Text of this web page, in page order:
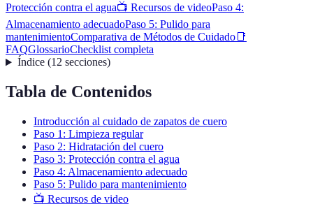
Protección contra el agua📺 Recursos de videoPaso 4:
Almacenamiento adecuadoPaso 5: Pulido para
mantenimientoComparativa de Métodos de Cuidado 📑
FAQGlossarioChecklist completa
Índice(12 secciones)
Tabla de Contenidos
Introducción al cuidado de zapatos de cuero
Paso 1: Limpieza regular
Paso 2: Hidratación del cuero
Paso 3: Protección contra el agua
Paso 4: Almacenamiento adecuado
Paso 5: Pulido para mantenimiento
📺 Recursos de video